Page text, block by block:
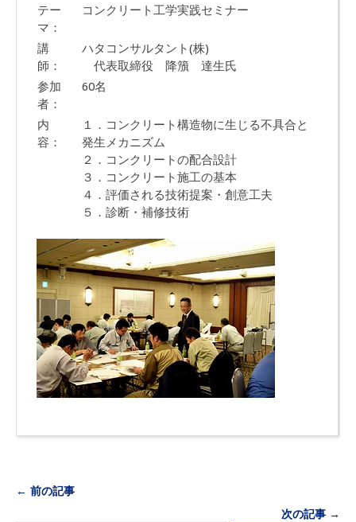
テー
マ：
コンクリート工学実践セミナー
講
師：
ハタコンサルタント(株)
代表取締役 降籏 達生氏
参加
者：
60名
内
容：
１．コンクリート構造物に生じる不具合と
発生メカニズム
２．コンクリートの配合設計
３．コンクリート施工の基本
４．評価される技術提案・創意工夫
５．診断・補修技術
← 前の記事
次の記事 →